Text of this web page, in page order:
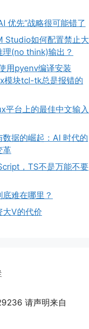
优先”战略很可能错了
Studio如何配置禁止大
理(no think)输出？
用pyenv编译安装
模块tcl-tk总是报错的
平台上的最佳中文输入
数据的崛起：AI 时代的
革
，TS不是万能不要
难在哪里？
大V的代价
请声明来自